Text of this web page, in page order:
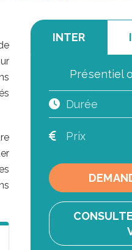
INTER
Présentiel
Durée
Prix